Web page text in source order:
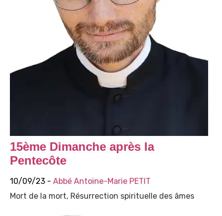
15ème Dimanche après la
Pentecôte
10/09/23 - Abbé Antoine-Marie PETIT
Mort de la mort, Résurrection spirituelle des âmes